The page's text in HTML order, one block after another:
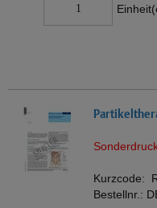
Kurzcode:
Bestellnr.: